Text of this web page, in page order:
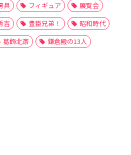
具 フィギュア
展覧会
吉 豊臣兄弟！
昭和時代
葛飾北斎 鎌倉殿の13人